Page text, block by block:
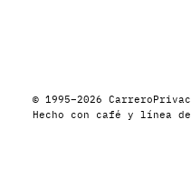
© 1995–2026 Carrero
Hecho con café y línea de